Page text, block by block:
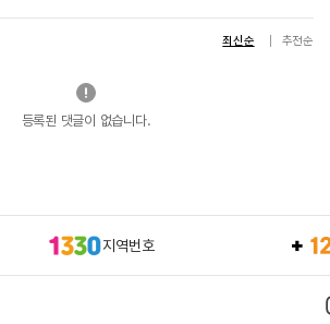
최신순 추천순
등록된 댓글이 없습니다.
지역번호